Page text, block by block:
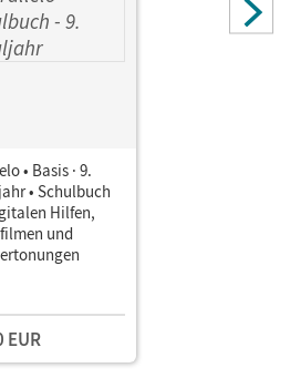
• Basis · 9.
• Schulbuch
Hilfen,
und
EUR